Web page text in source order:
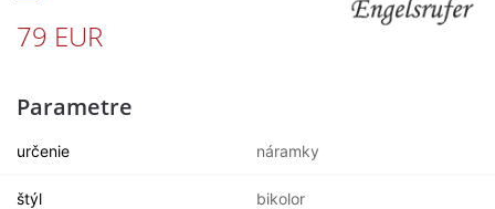
79 EUR
Parametre
určenie náramky
štýl bikolor